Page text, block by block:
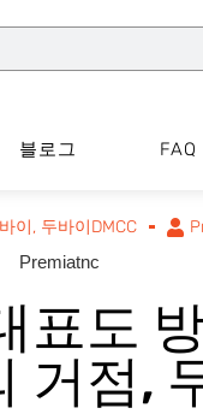
블로그 FAQ
이, 두바이DMCC
Premiatnc
표도
거점,